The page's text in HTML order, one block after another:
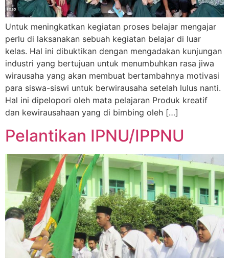
Untuk meningkatkan kegiatan proses belajar mengajar
perlu di laksanakan sebuah kegiatan belajar di luar
kelas. Hal ini dibuktikan dengan mengadakan kunjungan
industri yang bertujuan untuk menumbuhkan rasa jiwa
wirausaha yang akan membuat bertambahnya motivasi
para siswa-siswi untuk berwirausaha setelah lulus nanti.
Hal ini dipelopori oleh mata pelajaran Produk kreatif
dan kewirausahaan yang di bimbing oleh […]
Pelantikan IPNU/IPPNU